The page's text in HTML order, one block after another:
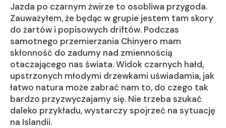
Jazda po czarnym żwirze to osobliwa przygoda.
Zauważyłem, że będąc w grupie jestem tam skory
do żartów i popisowych driftów. Podczas
samotnego przemierzania Chinyero mam
skłonność do zadumy nad zmiennością
otaczającego nas świata. Widok czarnych hałd,
upstrzonych młodymi drzewkami uświadamia, jak
łatwo natura może zabrać nam to, do czego tak
bardzo przyzwyczajamy się. Nie trzeba szukać
daleko przykładu, wystarczy spojrzeć na sytuację
na Islandii.